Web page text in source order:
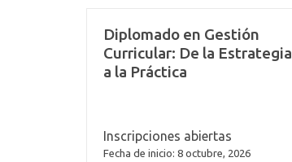
Diplomado en Gestión
Curricular: De la Estrategia
a la Práctica
Inscripciones abiertas
Fecha de inicio: 8 octubre, 2026